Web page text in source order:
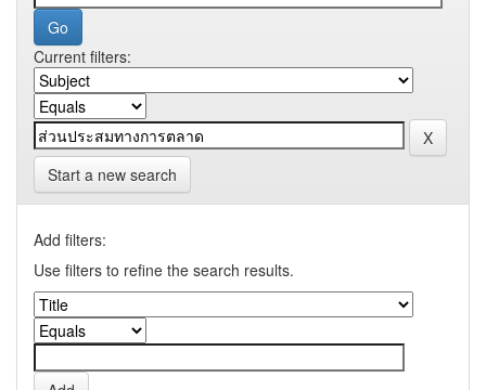
Current filters:
Start a new search
Add filters:
Use filters to refine the search results.